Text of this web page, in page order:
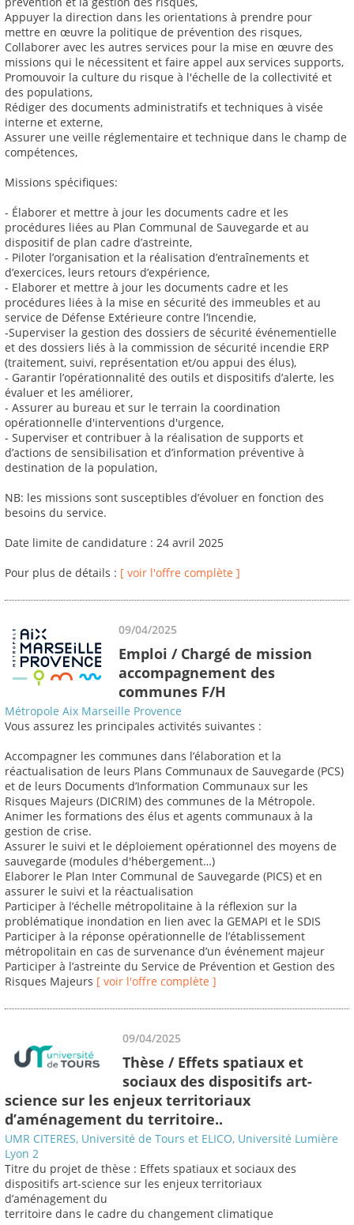
Appuyer la direction dans les orientations à prendre pour
mettre en œuvre la politique de prévention des risques,
Collaborer avec les autres services pour la mise en œuvre des
missions qui le nécessitent et faire appel aux services supports,
Promouvoir la culture du risque à l'échelle de la collectivité et
des populations,
Rédiger des documents administratifs et techniques à visée
interne et externe,
Assurer une veille réglementaire et technique dans le champ de
compétences,
Missions spécifiques:
- Élaborer et mettre à jour les documents cadre et les
procédures liées au Plan Communal de Sauvegarde et au
dispositif de plan cadre d’astreinte,
- Piloter l’organisation et la réalisation d’entraînements et
d’exercices, leurs retours d’expérience,
- Elaborer et mettre à jour les documents cadre et les
procédures liées à la mise en sécurité des immeubles et au
service de Défense Extérieure contre l’Incendie,
-Superviser la gestion des dossiers de sécurité événementielle
et des dossiers liés à la commission de sécurité incendie ERP
(traitement, suivi, représentation et/ou appui des élus),
- Garantir l’opérationnalité des outils et dispositifs d’alerte, les
évaluer et les améliorer,
- Assurer au bureau et sur le terrain la coordination
opérationnelle d'interventions d'urgence,
- Superviser et contribuer à la réalisation de supports et
d’actions de sensibilisation et d’information préventive à
destination de la population,
NB: les missions sont susceptibles d’évoluer en fonction des
besoins du service.
Date limite de candidature : 24 avril 2025
Pour plus de détails : [ voir l'offre complète ]
09/04/2025
Emploi / Chargé de mission
accompagnement des
communes F/H
Métropole Aix Marseille Provence
Vous assurez les principales activités suivantes :
Accompagner les communes dans l’élaboration et la
réactualisation de leurs Plans Communaux de Sauvegarde (PCS)
et de leurs Documents d’Information Communaux sur les
Risques Majeurs (DICRIM) des communes de la Métropole.
Animer les formations des élus et agents communaux à la
gestion de crise.
Assurer le suivi et le déploiement opérationnel des moyens de
sauvegarde (modules d'hébergement…)
Elaborer le Plan Inter Communal de Sauvegarde (PICS) et en
assurer le suivi et la réactualisation
Participer à l’échelle métropolitaine à la réflexion sur la
problématique inondation en lien avec la GEMAPI et le SDIS
Participer à la réponse opérationnelle de l’établissement
métropolitain en cas de survenance d’un événement majeur
Participer à l’astreinte du Service de Prévention et Gestion des
Risques Majeurs [ voir l'offre complète ]
09/04/2025
Thèse / Effets spatiaux et
sociaux des dispositifs art-
science sur les enjeux territoriaux
d’aménagement du territoire..
UMR CITERES, Université de Tours et ELICO, Université Lumière
Lyon 2
Titre du projet de thèse : Effets spatiaux et sociaux des
dispositifs art-science sur les enjeux territoriaux
d’aménagement du
territoire dans le cadre du changement climatique